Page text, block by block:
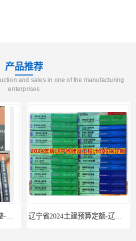
产品推荐
and sales in one of the manufacturing
enterprises